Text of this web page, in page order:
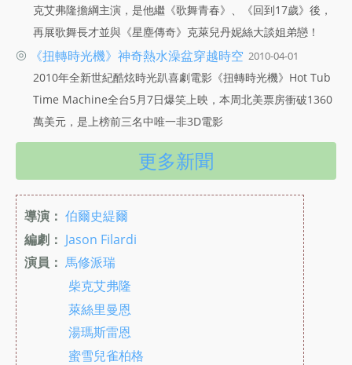
克艾弗隆擔綱主演，是他繼《歌舞青春》、《回到17歲》後，
再展歌舞長才並與《星塵傳奇》克萊兒丹妮絲大談姐弟戀！
◎ 《扭轉時光機》神奇熱水澡盆穿越時空 2010-04-01
2010年全新世紀酷炫時光趴喜劇電影《扭轉時光機》Hot Tub
Time Machine全台5月7日爆笑上映，本周北美票房衝破1360
萬美元，是上榜前三名中唯一非3D電影
更多新聞
導演： 伯爾史緹爾
編劇： Jason Filardi
演員： 馬修派瑞
柴克艾弗隆
萊絲里曼恩
湯瑪斯雷恩
蜜雪兒雀柏格